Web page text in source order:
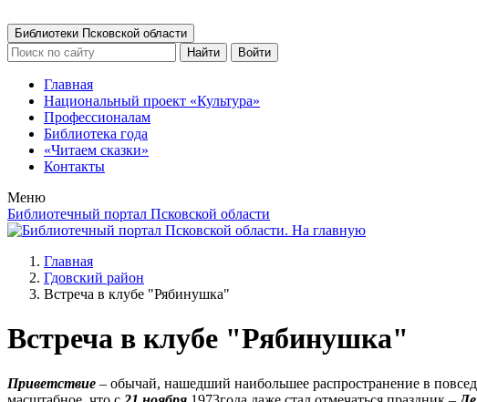
Библиотеки Псковской области
Найти
Войти
Главная
Национальный проект «Культура»
Профессионалам
Библиотека года
«Читаем сказки»
Контакты
Меню
Библиотечный портал Псковской области
Главная
Гдовский район
Встреча в клубе "Рябинушка"
Встреча в клубе "Рябинушка"
Приветствие – обычай, нашедший наибольшее распространение в